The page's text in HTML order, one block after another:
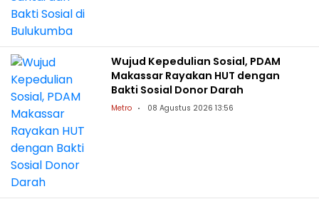
Wujud Kepedulian Sosial, PDAM
Makassar Rayakan HUT dengan
Bakti Sosial Donor Darah
Metro 08 Agustus 2026 13:56